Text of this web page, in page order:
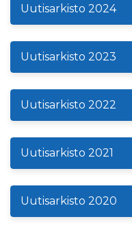
Uutisarkisto 2024
Uutisarkisto 2023
Uutisarkisto 2022
Uutisarkisto 2021
Uutisarkisto 2020